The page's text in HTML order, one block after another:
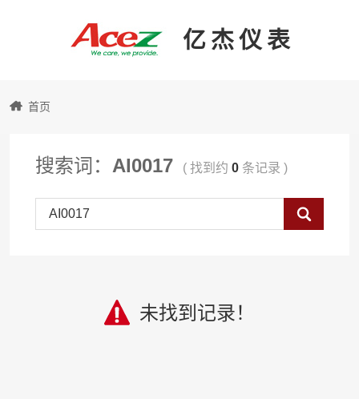
亿杰仪表
仪
首页
搜索词： AI0017 ( 找到约 0 条记录 )
未找到记录！